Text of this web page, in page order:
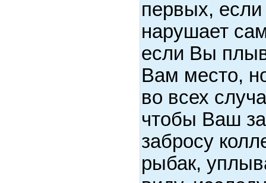
первых, если
нарушает
если Вы
Вам место,
во всех
чтобы Ваш
забросу
рыбак,